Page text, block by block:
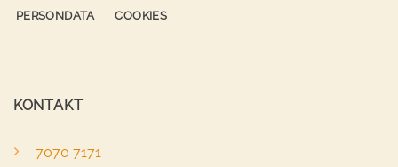
PERSONDATA COOKIES
KONTAKT
7070 7171